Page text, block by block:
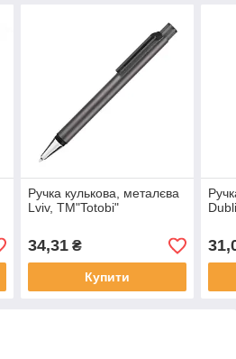
Ручка кулькова, металєва
Lviv, ТМ"Totobi"
34,31₴
Купити